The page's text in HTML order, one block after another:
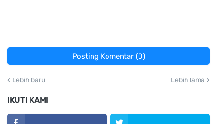
Posting Komentar (0)
Lebih baru Lebih lama
IKUTI KAMI